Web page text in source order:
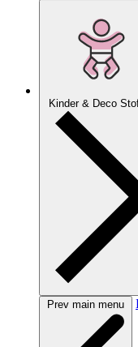
Kinder & Deco
Prev main menu